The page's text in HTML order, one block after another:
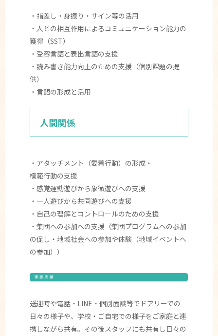
・指差し・身振り・サイン等の活用
・人との相互作用によるコミュニケーション能力の
獲得（SST）
・受容言語と表出言語の支援
・読み書き能力向上のための支援（個別課題の提
供）
・言語の形成と活用
人間関係
・アタッチメント（愛着行動）の形成・
模範行動の支援
・感覚運動遊びから象徴遊びへの支援
・一人遊びから共同遊びへの支援
・自己の理解とコントロールのための支援
・集団への参加への支援（集団プログラムへの参加
の促し・地域社会への参加や体験（地域イベントへ
の参加））
送迎時や電話・LINE・個別面談等でドアリーでの
日々の様子や、学校・ご自宅での様子をご家庭と連
携しながら共有。その後スタッフにも共有し日々の